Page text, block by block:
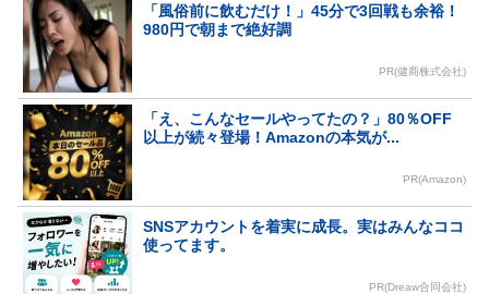
「風俗前に飲むだけ！」45分で3回戦も余裕！
980円で朝まで絶好調
PR(健商株式会社)
「え、こんなセールやってたの？」80％OFF
以上が続々登場！Amazonの本気が...
PR(Amazon)
SNSアカウントを着実に成長。実はみんなココ
使ってます。
PR(Dreaw合同会社)